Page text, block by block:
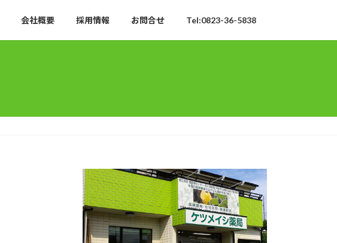
会社概要 採用情報 お問合せ Tel:0823-36-5838